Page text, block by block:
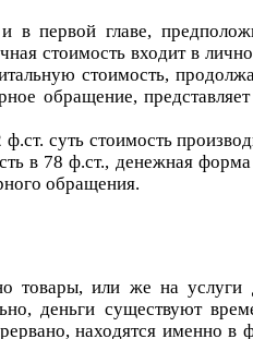
первой главе,
стоимость входит в
стоимость,
обращение,
суть стоимость
в 78 ф.ст., денежная
обращения.
товары, или же на
деньги существуют
находятся именно